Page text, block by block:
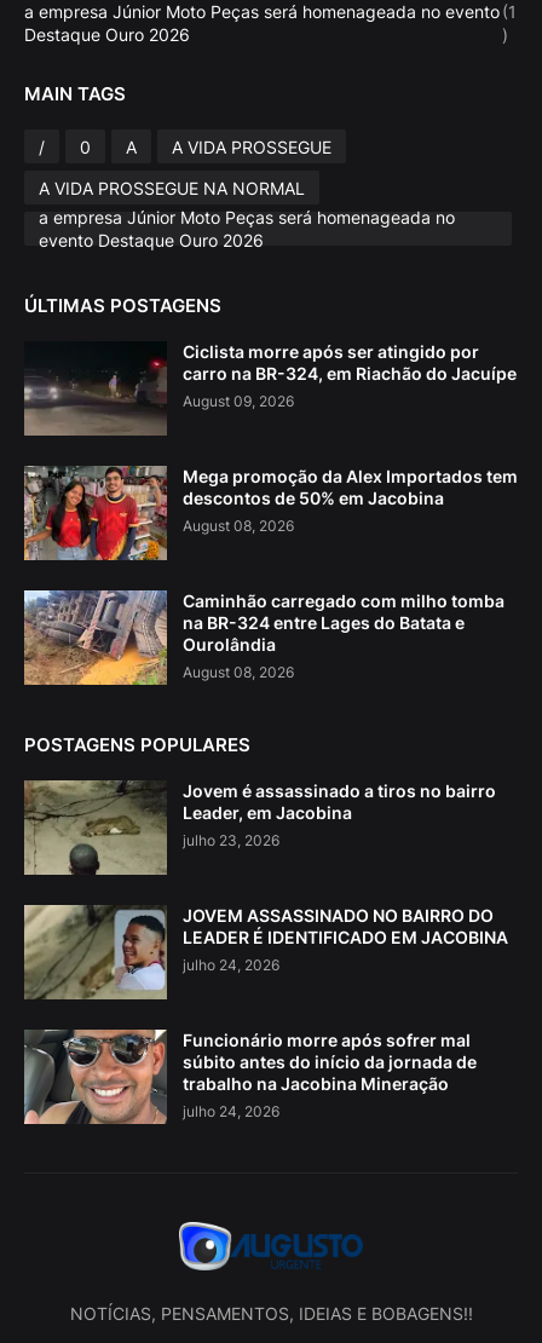
a empresa Júnior Moto Peças será homenageada no evento
Destaque Ouro 2026
(1
)
MAIN TAGS
/ 0 A
A VIDA PROSSEGUE
A VIDA PROSSEGUE NA NORMAL
a empresa Júnior Moto Peças será homenageada no
evento Destaque Ouro 2026
ÚLTIMAS POSTAGENS
Ciclista morre após ser atingido por
carro na BR-324, em Riachão do Jacuípe
August 09, 2026
Mega promoção da Alex Importados tem
descontos de 50% em Jacobina
August 08, 2026
Caminhão carregado com milho tomba
na BR-324 entre Lages do Batata e
Ourolândia
August 08, 2026
POSTAGENS POPULARES
Jovem é assassinado a tiros no bairro
Leader, em Jacobina
julho 23, 2026
JOVEM ASSASSINADO NO BAIRRO DO
LEADER É IDENTIFICADO EM JACOBINA
julho 24, 2026
Funcionário morre após sofrer mal
súbito antes do início da jornada de
trabalho na Jacobina Mineração
julho 24, 2026
NOTÍCIAS, PENSAMENTOS, IDEIAS E BOBAGENS!!